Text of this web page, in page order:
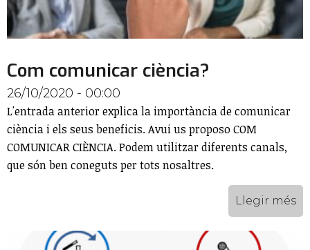
Com comunicar ciència?
26/10/2020 - 00:00
L'entrada anterior explica la importància de comunicar
ciència i els seus beneficis. Avui us proposo COM
COMUNICAR CIÈNCIA. Podem utilitzar diferents canals,
que són ben coneguts per tots nosaltres.
Llegir més